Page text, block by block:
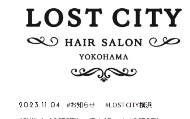
2023.11.04 お知らせ
LOST CITY 横浜